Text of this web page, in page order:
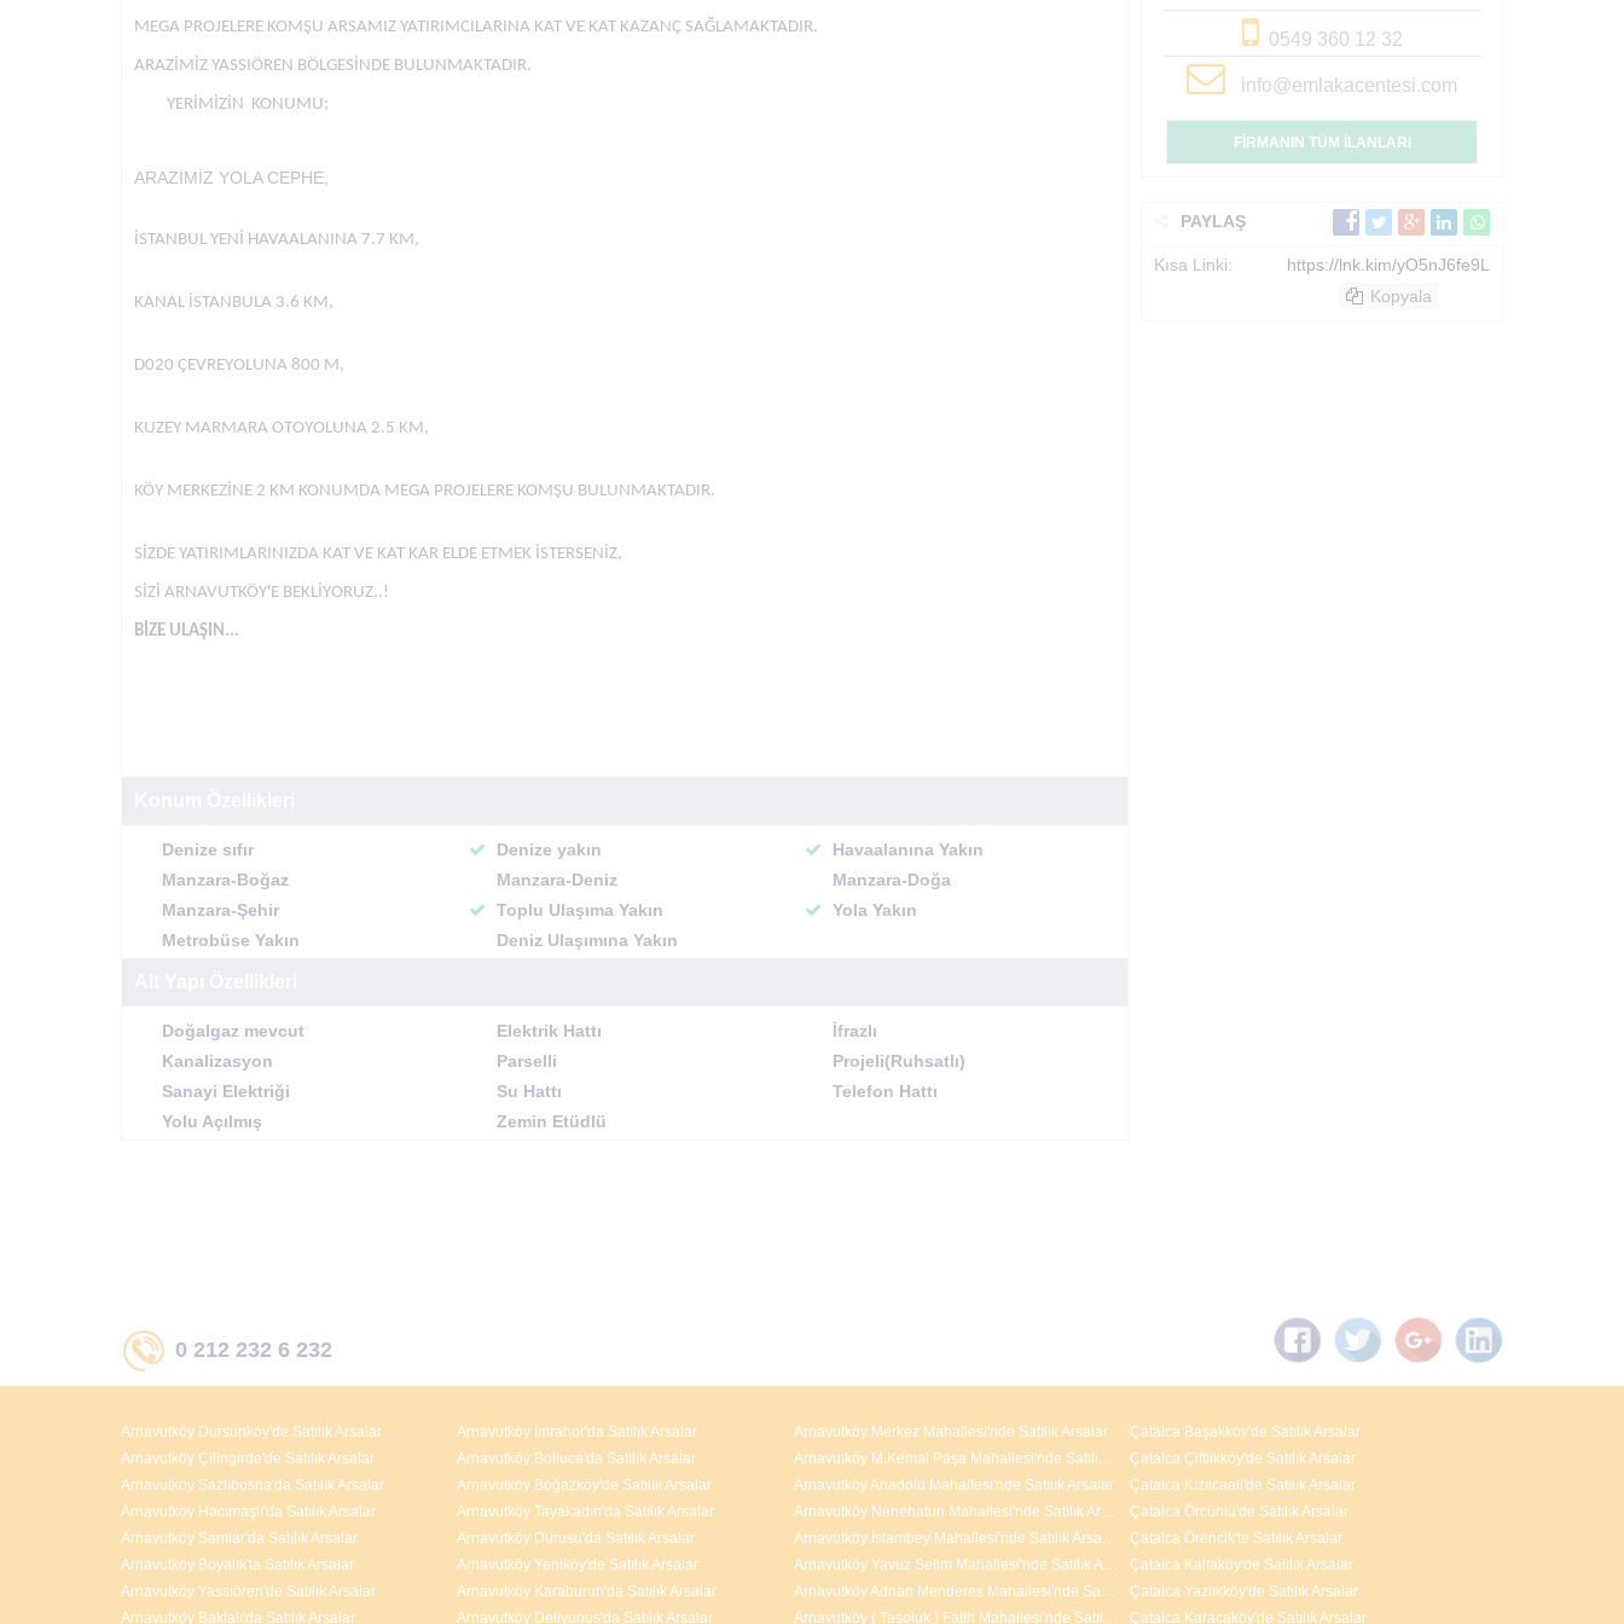
MEGA PROJELERE KOMŞU ARSAMIZ YATIRIMCILARINA KAT VE KAT KAZANÇ SAĞLAMAKTADIR.
ARAZİMİZ YASSIÖREN BÖLGESİNDE BULUNMAKTADIR.
YERİMİZİN KONUMU;
ARAZİMİZ YOLA CEPHE,
İSTANBUL YENİ HAVAALANINA 7.7 KM,
KANAL İSTANBULA 3.6 KM,
D020 ÇEVREYOLUNA 800 M,
KUZEY MARMARA OTOYOLUNA 2.5 KM,
KÖY MERKEZİNE 2 KM KONUMDA MEGA PROJELERE KOMŞU BULUNMAKTADIR.
SİZDE YATIRIMLARINIZDA KAT VE KAT KAR ELDE ETMEK İSTERSENİZ,
SİZİ ARNAVUTKÖY'E BEKLİYORUZ..!
BİZE ULAŞIN...
Denize sıfır Denize yakın
Havaalanına Yakın
Manzara-Boğaz
Manzara-Deniz
Manzara-Doğa
Manzara-Şehir
Toplu Ulaşıma Yakın
Yola Yakın
Metrobüse Yakın
Deniz Ulaşımına Yakın
Doğalgaz mevcut Elektrik Hattı
İfrazlı
Kanalizasyon
Parselli
Projeli(Ruhsatlı)
Sanayi Elektriği
Su Hattı
Telefon Hattı
Yolu Açılmış
Zemin Etüdlü
0549 360 12 32
info@emlakacentesi.com
FİRMANIN TÜM İLANLARI
PAYLAŞ
Kısa Linki:
https://lnk.kim/yO5nJ6fe9L
Kopyala
0 212 232 6 232
Arnavutköy Dursunköy'de Satılık Arsalar
Arnavutköy Çilingirde'de Satılık Arsalar
Arnavutköy Sazlıbosna'da Satılık Arsalar
Arnavutköy Hacımaşlı'da Satılık Arsalar
Arnavutköy Samlar'da Satılık Arsalar
Arnavutköy Boyalık'ta Satılık Arsalar
Arnavutköy Yassıören'de Satılık Arsalar
Arnavutköy Baklalı'da Satılık Arsalar
Arnavutköy İmrahor'da Satılık Arsalar
Arnavutköy Bolluca'da Satılık Arsalar
Arnavutköy Boğazköy'de Satılık Arsalar
Arnavutköy Tayakadın'da Satılık Arsalar
Arnavutköy Durusu'da Satılık Arsalar
Arnavutköy Yeniköy'de Satılık Arsalar
Arnavutköy Karaburun'da Satılık Arsalar
Arnavutköy Deliyunus'da Satılık Arsalar
Arnavutköy Merkez Mahallesi'nde Satılık Arsalar
Arnavutköy M.Kemal Paşa Mahallesi'nde Satılık Arsalar
Arnavutköy Anadolu Mahallesi'nde Satılık Arsalar
Arnavutköy Nenehatun Mahallesi'nde Satılık Arsalar
Arnavutköy İslambey Mahallesi'nde Satılık Arsalar
Arnavutköy Yavuz Selim Mahallesi'nde Satılık Arsalar
Arnavutköy Adnan Menderes Mahallesi'nde Satılık Arsalar
Arnavutköy ( Taşoluk ) Fatih Mahallesi'nde Satılık Arsalar
Çatalca Başakköy'de Satılık Arsalar
Çatalca Çiftlikköy'de Satılık Arsalar
Çatalca Kızılcaali'de Satılık Arsalar
Çatalca Örcünlü'de Satılık Arsalar
Çatalca Örencik'te Satılık Arsalar
Çatalca Kalfaköy'de Satılık Arsalar
Çatalca Yazlıkköy'de Satılık Arsalar
Çatalca Karacaköy'de Satılık Arsalar